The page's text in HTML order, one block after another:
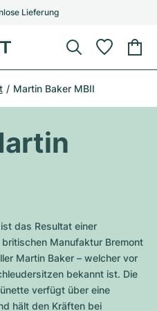
Lieferung
Martin Baker MBII
das Resultat einer
Manufaktur Bremont
Martin Baker – welcher vor
bekannt ist. Die
verfügt über eine
hält den Kräften bei